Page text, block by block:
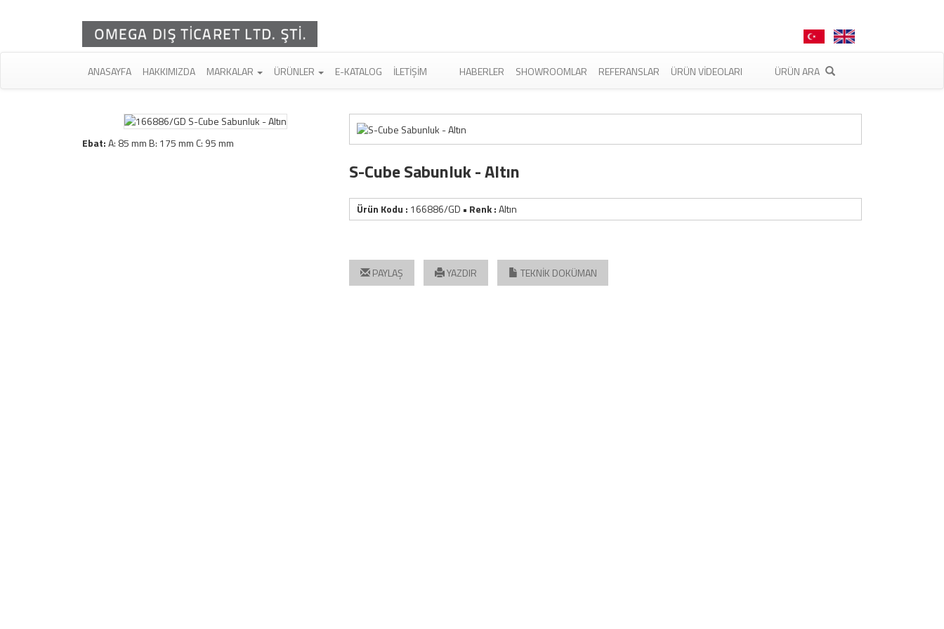
ANASAYFA HAKKIMIZDA MARKALAR ÜRÜNLER E-KATALOG İLETIŞIM HABERLER SHOWROOMLAR REFERANSLAR ÜRÜN VIDEOLARI ÜRÜN ARA
Ebat:A: 85 mm B: 175 mm C: 95 mm
S-Cube Sabunluk - Altın
Ürün Kodu : 166886/GD • Renk :Altın
PAYLAŞ YAZDIR TEKNİK DOKÜMAN